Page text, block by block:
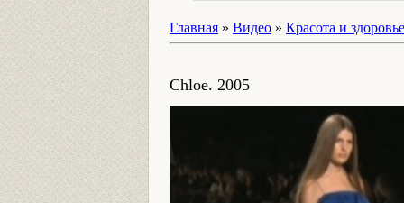
Главная » Видео » Красота и здоровье
Chloe. 2005